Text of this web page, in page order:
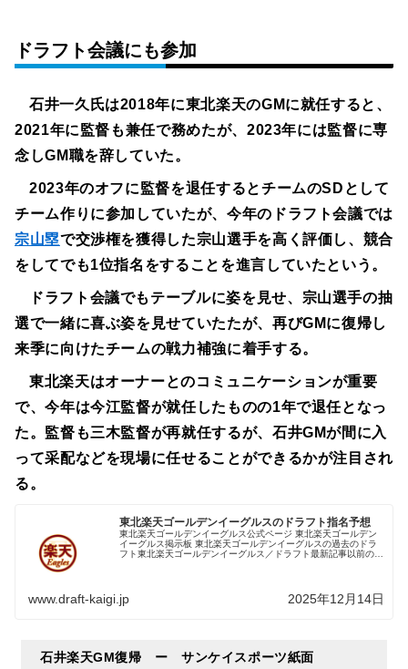
ドラフト会議にも参加
石井一久氏は2018年に東北楽天のGMに就任すると、
2021年に監督も兼任で務めたが、2023年には監督に専
念しGM職を辞していた。
2023年のオフに監督を退任するとチームのSDとして
チーム作りに参加していたが、今年のドラフト会議では
宗山塁で交渉権を獲得した宗山選手を高く評価し、競合
をしてでも1位指名をすることを進言していたという。
ドラフト会議でもテーブルに姿を見せ、宗山選手の抽
選で一緒に喜ぶ姿を見せていたたが、再びGMに復帰し
来季に向けたチームの戦力補強に着手する。
東北楽天はオーナーとのコミュニケーションが重要
で、今年は今江監督が就任したものの1年で退任となっ
た。監督も三木監督が再就任するが、石井GMが間に入
って采配などを現場に任せることができるかが注目され
る。
東北楽天ゴールデンイーグルスのドラフト指名予想
東北楽天ゴールデンイーグルス公式ページ 東北楽天ゴールデン
イーグルス掲示板 東北楽天ゴールデンイーグルスの過去のドラ
フト東北楽天ゴールデンイーグルス／ドラフト最新記事以前のニ
www.draft-kaigi.jp 2025年12月14日
石井楽天GM復帰 ー サンケイスポーツ紙面